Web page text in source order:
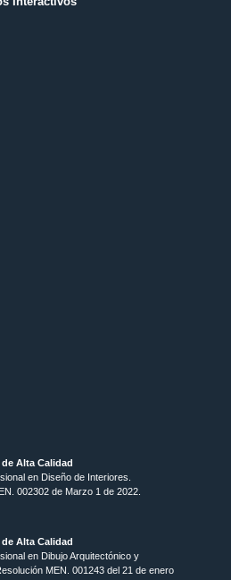
Alta Calidad
en Diseño de Interiores.
002302 de Marzo 1 de 2022.
Alta Calidad
en Dibujo Arquitectónico y
MEN. 001243 del 21 de enero